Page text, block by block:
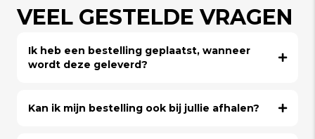
VEEL GESTELDE VRAGEN
Ik heb een bestelling geplaatst, wanneer
wordt deze geleverd?
Kan ik mijn bestelling ook bij jullie afhalen?